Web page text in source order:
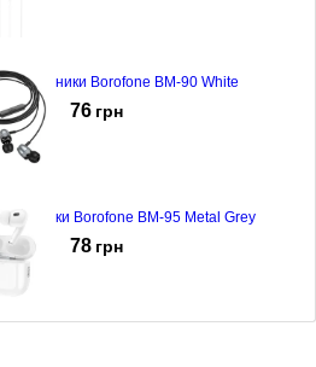
Навушники Borofone BM-90 White
76 грн
Навушники Borofone BM-95 Metal Grey
78 грн